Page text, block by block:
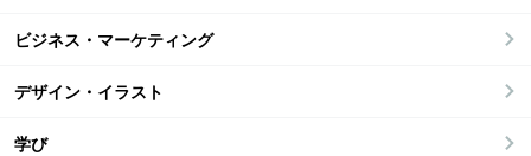
ビジネス・マーケティング
デザイン・イラスト
学び